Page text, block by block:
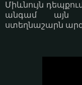
Միևնույն
անգամ այն
ստեղնաշարն